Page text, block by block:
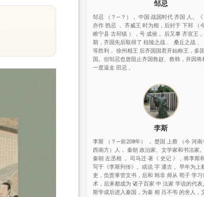
邹忌
邹忌 （？—？）， 中国 战国时代 齐国 人。
亦作 驺忌 ， 齐威王 时为相，后封于 下邳 （
睢宁县 古邳镇 ），号 成侯 。后又事 齐宣王
期，齐国先后取得了 桂陵之战 、 桑丘之战 、
等胜利， 徐州相王 后齐国国君开始称王，多
国。但邹忌也曾阻止齐国救赵、救韩，并因将
一度逼走 田忌 。
李斯
李斯 （？—前208年） ， 楚国 上蔡 （今 河南
西南方）人， 秦朝 政治家、文学家和书法家
秦朝 左丞相 ， 司马迁 著《 史记 》，将李斯
写于《李斯列传》。或说 字 通古 。早年为上
吏，负责掌管文书，后和 韩非 师从 荀子 学习
术，后来都成为 诸子百家 中 法家 学说的代表
斯学成后进入秦国，为秦 相 吕不韦 的舍人，